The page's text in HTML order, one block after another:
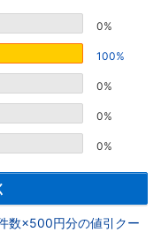
0%
100%
0%
0%
0%
数×500円分の値引クー